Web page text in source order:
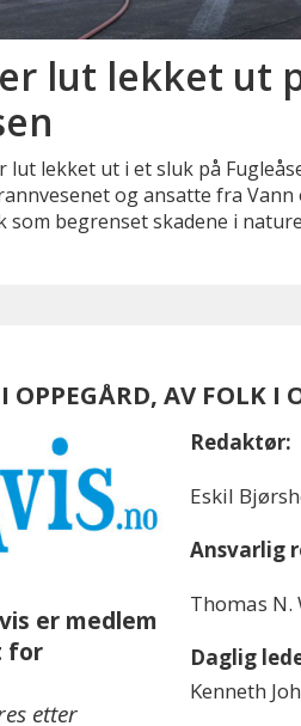
lut lekket ut
lut lekket ut i et sluk på
og ansatte fra Vann
begrenset skadene i
OPPEGÅRD, AV FOLK I
er medlem
for
etter
Redaktør:
Eskil
Ansvarlig
Thomas
Daglig
Kenneth